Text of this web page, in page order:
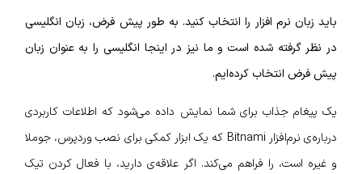
باید زبان نرم افزار را انتخاب کنید. به طور پیش فرض، زبان انگلیسی
در نظر گرفته شده است و ما نیز در اینجا انگلیسی را به عنوان زبان
پیش فرض انتخاب کرده‌ایم.
یک پیغام جذاب برای شما نمایش داده می‌شود که اطلاعات کاربردی
درباره‌ی نرم‌افزار Bitnami که یک ابزار کمکی برای نصب وردپرس، جوملا
و غیره است، را فراهم می‌کند. اگر علاقه‌‌ی دارید، با فعال کردن تیک